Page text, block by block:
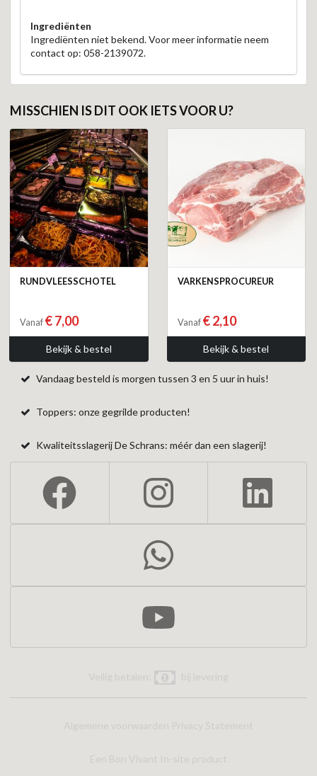
Ingrediënten
Ingrediënten niet bekend. Voor meer informatie neem
contact op: 058-2139072.
MISSCHIEN IS DIT OOK IETS VOOR U?
RUNDVLEESSCHOTEL
Vanaf € 7,00
Bekijk & bestel
VARKENSPROCUREUR
Vanaf € 2,10
Bekijk & bestel
Vandaag besteld is morgen tussen 3 en 5 uur in huis!
Toppers: onze gegrilde producten!
Kwaliteitsslagerij De Schrans: méér dan een slagerij!